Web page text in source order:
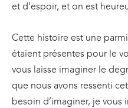
et d’espoir, et on est
Cette histoire est une
étaient présentes pour le
vous laisse imaginer le
que nous avons ressenti
besoin d’imaginer, je vous